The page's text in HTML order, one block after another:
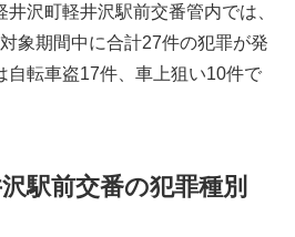
沢町軽井沢駅前交番管内では、
象期間中に合計27件の犯罪が発
自転車盗17件、車上狙い10件で
駅前交番の犯罪種別